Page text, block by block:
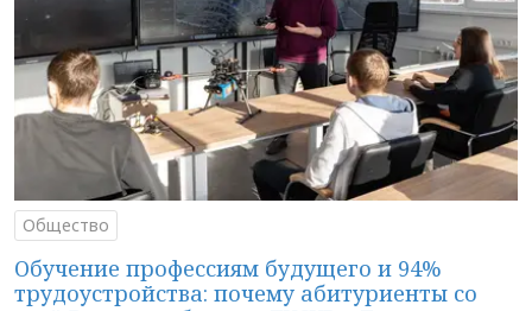
Общество
Обучение профессиям будущего и 94%
трудоустройства: почему абитуриенты со